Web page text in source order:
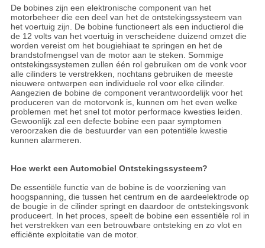
De bobines zijn een elektronische component van het
motorbeheer die een deel van het de ontstekingssysteem van
het voertuig zijn. De bobine functioneert als een inductierol die
de 12 volts van het voertuig in verscheidene duizend omzet die
worden vereist om het bougiehiaat te springen en het de
brandstofmengsel van de motor aan te steken. Sommige
ontstekingssystemen zullen één rol gebruiken om de vonk voor
alle cilinders te verstrekken, nochtans gebruiken de meeste
nieuwere ontwerpen een individuele rol voor elke cilinder.
Aangezien de bobine de component verantwoordelijk voor het
produceren van de motorvonk is, kunnen om het even welke
problemen met het snel tot motor performace kwesties leiden.
Gewoonlijk zal een defecte bobine een paar symptomen
veroorzaken die de bestuurder van een potentiële kwestie
kunnen alarmeren.
Hoe werkt een Automobiel Ontstekingssysteem?
De essentiële functie van de bobine is de voorziening van
hoogspanning, die tussen het centrum en de aardeelektrode op
de bougie in de cilinder springt en daardoor de ontstekingsvonk
produceert. In het proces, speelt de bobine een essentiële rol in
het verstrekken van een betrouwbare ontsteking en zo vlot en
efficiënte exploitatie van de motor.